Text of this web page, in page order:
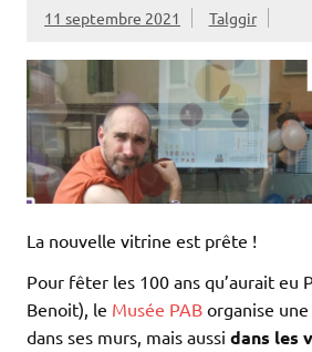
11 septembre 2021 Talggir
La nouvelle vitrine est prête !
Pour fêter les 100 ans qu’aurait eu
Benoit), le Musée PAB organise
dans ses murs, mais aussi dans les